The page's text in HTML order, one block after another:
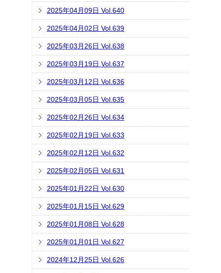
2025年04月09日 Vol.640
2025年04月02日 Vol.639
2025年03月26日 Vol.638
2025年03月19日 Vol.637
2025年03月12日 Vol.636
2025年03月05日 Vol.635
2025年02月26日 Vol.634
2025年02月19日 Vol.633
2025年02月12日 Vol.632
2025年02月05日 Vol.631
2025年01月22日 Vol.630
2025年01月15日 Vol.629
2025年01月08日 Vol.628
2025年01月01日 Vol.627
2024年12月25日 Vol.626